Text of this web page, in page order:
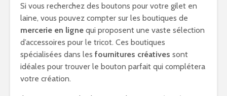
Si vous recherchez des boutons pour votre gilet en
laine, vous pouvez compter sur les boutiques de
mercerie en ligne qui proposent une vaste sélection
d’accessoires pour le tricot. Ces boutiques
spécialisées dans les fournitures créatives sont
idéales pour trouver le bouton parfait qui complétera
votre création.